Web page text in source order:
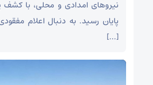
نیروهای امدادی و محلی، با کشف
پایان رسید. به دنبال اعلام
[…]